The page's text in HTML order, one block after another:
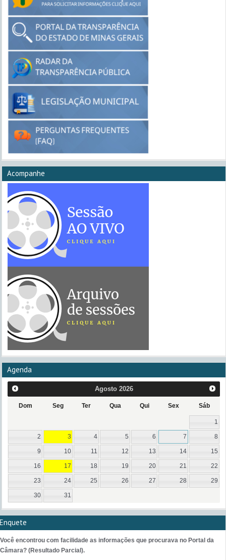
Acompanhe
Agenda
Agosto 2026
Dom Seg Ter Qua Qui Sex Sáb
1
2 3 4 5 6 7 8
9 10 11 12 13 14 15
16 17 18 19 20 21 22
23 24 25 26 27 28 29
30 31
Enquete
Você encontrou com facilidade as informações que procurava no Portal da
Câmara? (Resultado Parcial).